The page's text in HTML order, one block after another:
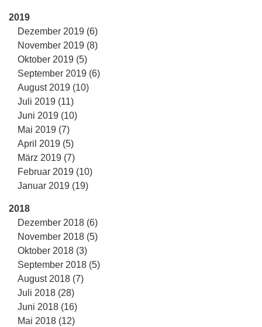
2019
Dezember 2019 (6)
November 2019 (8)
Oktober 2019 (5)
September 2019 (6)
August 2019 (10)
Juli 2019 (11)
Juni 2019 (10)
Mai 2019 (7)
April 2019 (5)
März 2019 (7)
Februar 2019 (10)
Januar 2019 (19)
2018
Dezember 2018 (6)
November 2018 (5)
Oktober 2018 (3)
September 2018 (5)
August 2018 (7)
Juli 2018 (28)
Juni 2018 (16)
Mai 2018 (12)